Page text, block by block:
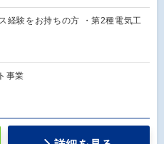
経験をお持ちの方 ・第2種電気工
事業